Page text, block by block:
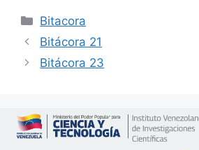
Bitacora
Bitácora 21
Bitácora 23